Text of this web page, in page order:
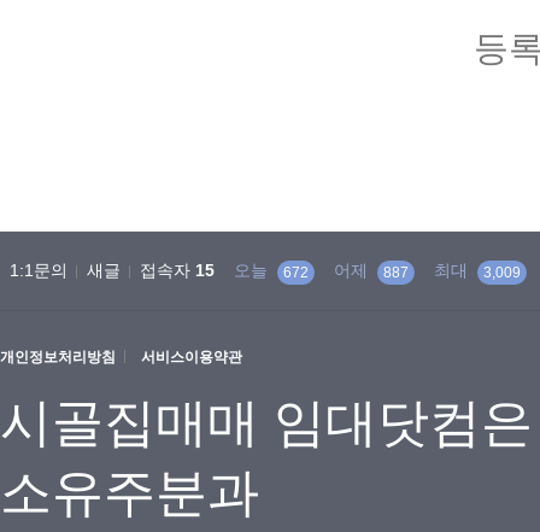
등
1:1문의 새글 접속자 15 오늘 672 어제 887 최대 3,009
개인정보처리방침 서비스이용약관
시골집매매 임대닷컴
소유주분과